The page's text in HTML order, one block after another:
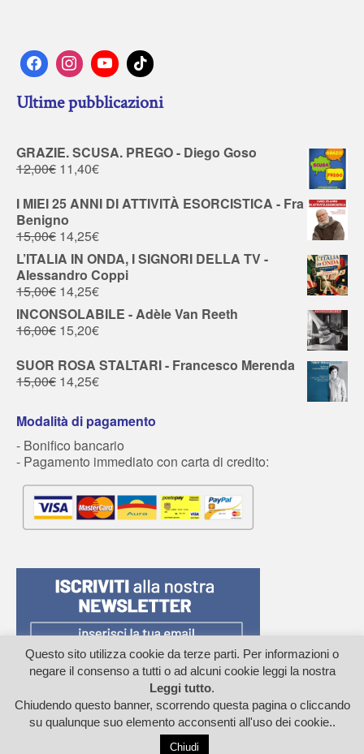
Ultime pubblicazioni
GRAZIE. SCUSA. PREGO - Diego Goso
12,00€ 11,40€
I MIEI 25 ANNI DI ATTIVITÀ ESORCISTICA - Fra
Benigno
15,00€ 14,25€
L’ITALIA IN ONDA, I SIGNORI DELLA TV -
Alessandro Coppi
15,00€ 14,25€
INCONSOLABILE - Adèle Van Reeth
16,00€ 15,20€
SUOR ROSA STALTARI - Francesco Merenda
15,00€ 14,25€
Modalità di pagamento
- Bonifico bancario
- Pagamento immediato con carta di credito:
© 2026 Edizioni SANPINO - P.iva: 11962280019 - Cod.Fisc: FLRCST64A42C351E -
Questo sito utilizza cookie da terze parti. Per informazioni o
negare il consenso a tutti o ad alcuni cookie leggi la nostra
Leggi tutto.
Chiudendo questo banner, scorrendo questa pagina o cliccando
su qualunque suo elemento acconsenti all'uso dei cookie..
Chiudi